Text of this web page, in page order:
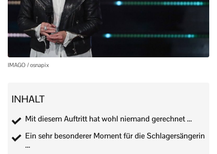
IMAGO / osnapix
INHALT
Mit diesem Auftritt hat wohl niemand gerechnet …
Ein sehr besonderer Moment für die Schlagersängerin
…